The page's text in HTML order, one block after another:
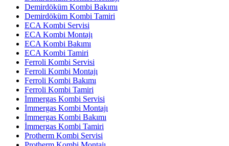
Demirdöküm Kombi Bakımı
Demirdöküm Kombi Tamiri
ECA Kombi Servisi
ECA Kombi Montajı
ECA Kombi Bakımı
ECA Kombi Tamiri
Ferroli Kombi Servisi
Ferroli Kombi Montajı
Ferroli Kombi Bakımı
Ferroli Kombi Tamiri
İmmergas Kombi Servisi
İmmergas Kombi Montajı
İmmergas Kombi Bakımı
İmmergas Kombi Tamiri
Protherm Kombi Servisi